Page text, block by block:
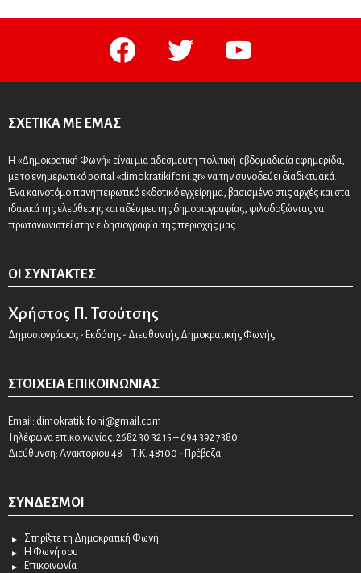
facebook twitter
ΣΧΕΤΙΚΆ ΜΕ ΕΜΆΣ
Η «Δημοκρατική Φωνή» είναι μια αδέσμευτη πολιτική εβδομαδιαία εφημερίδα,
με το ενημερωτικό portal «dimokratikifoni.gr» να την συνοδεύει διαδικτυακά.
Ένα καινοτόμο πανηπειρωτικό εκδοτικό εγχείρημα, βασισμένο στις αρχές και στα
ιδανικά της ελεύθερης και αδέσμευτης δημοσιογραφίας, φιλοδοξώντας να
πρωταγωνιστεί στην ειδησιογραφία της περιοχής μας.
ΟΙ ΣΥΝΤΆΚΤΕΣ
Χρήστος Π. Τσούτσης
Δημοσιογράφος - Εκδότης - Διευθυντής Δημοκρατικής Φωνής
ΣΤΟΙΧΕΊΑ ΕΠΙΚΟΙΝΩΝΊΑΣ
Email: dimokratikifoni@gmail.com
Τηλέφωνα επικοινωνίας: 2682 30 32 15 – 694 392 7380
Διεύθυνση: Ανακτορίου 48 – Τ.Κ. 48100 - Πρέβεζα
ΣΎΝΔΕΣΜΟΙ
Στηρίξτε τη Δημοκρατική Φωνή
Η Φωνή σου
Επικοινωνία